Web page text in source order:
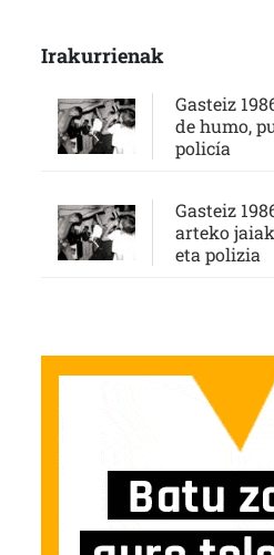
Irakurrienak
Gasteiz
de humo,
policía
Gasteiz
arteko
eta polizia